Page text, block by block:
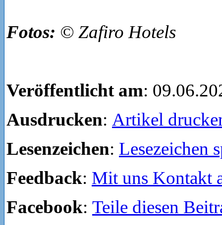
Fotos: © Zafiro Hotels
Veröffentlicht am:
Ausdrucken: Artikel
Lesenzeichen: Lesezeichen
Feedback: Mit uns Kontakt
Facebook: Teile diesen